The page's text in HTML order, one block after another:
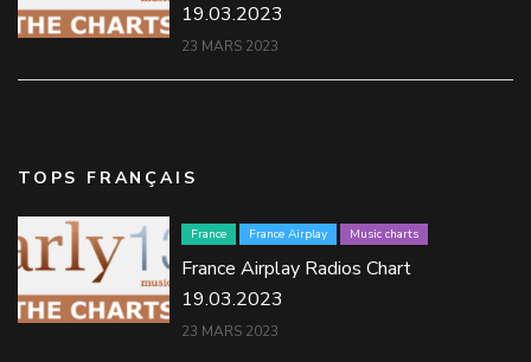
19.03.2023
23 MARS 2023
TOPS FRANÇAIS
France France Airplay Music charts
France Airplay Radios Chart
19.03.2023
23 MARS 2023